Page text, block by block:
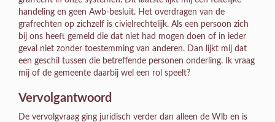
handeling en geen Awb-besluit. Het overdragen van de
grafrechten op zichzelf is civielrechtelijk. Als een persoon zich
bij ons heeft gemeld die dat niet had mogen doen of in ieder
geval niet zonder toestemming van anderen. Dan lijkt mij dat
een geschil tussen die betreffende personen onderling. Ik vraag
mij of de gemeente daarbij wel een rol speelt?
Vervolgantwoord
De vervolgvraag ging juridisch verder dan alleen de Wlb en is